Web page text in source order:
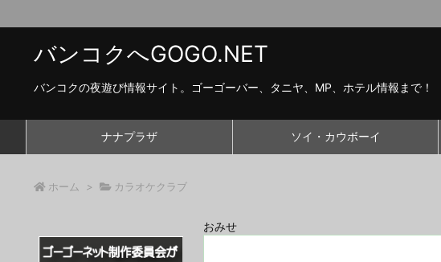
バンコクへGOGO.NET
バンコクの夜遊び情報サイト。ゴーゴーバー、タニヤ、MP、ホテル情報まで！
ナナプラザ ソイ・カウボーイ
ホーム > カラオケクラブ
おみせ